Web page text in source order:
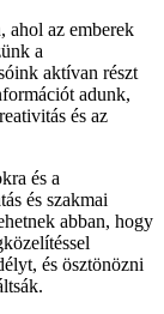
ahol az emberek
a
aktívan részt
adunk,
és az
és a
és szakmai
abban, hogy
és ösztönözni